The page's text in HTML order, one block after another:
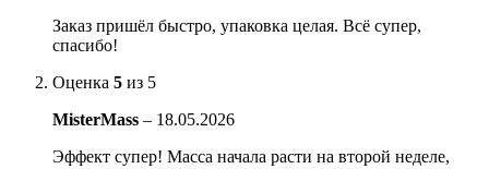
Заказ пришёл быстро, упаковка целая. Всё супер,
спасибо!
Оценка 5 из 5
MisterMass – 18.05.2026
Эффект супер! Масса начала расти на второй неделе,